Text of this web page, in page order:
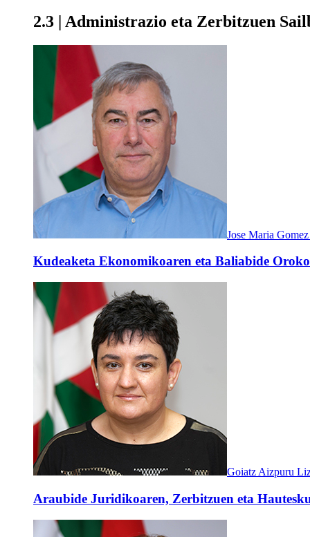
2.3 | Administrazio eta Zerbitzuen
Jose Maria
Kudeaketa Ekonomikoaren eta Baliabide
Goiatz Aizpuru
Araubide Juridikoaren, Zerbitzuen eta